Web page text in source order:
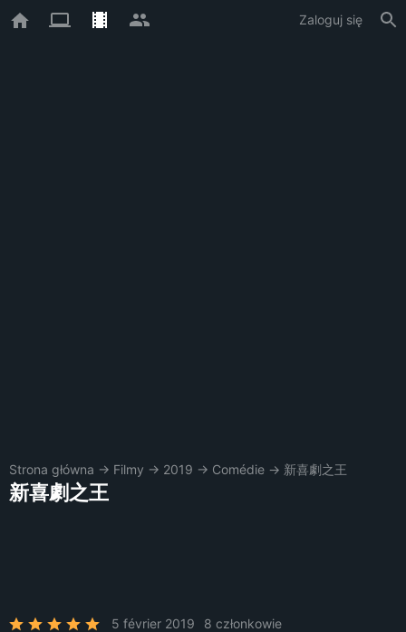
Zaloguj się
Strona główna → Filmy → 2019 → Comédie → 新喜劇之王
新喜劇之王
5 février 2019 8 członkowie